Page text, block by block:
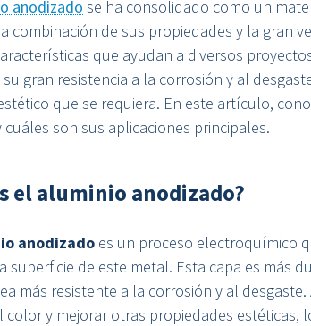
anodizado se ha consolidado como un
combinación de sus propiedades y la gran
que ayudan a diversos
gran resistencia a la corrosión y al
que se requiera. En este artículo,
cuáles son sus aplicaciones principales.
el aluminio anodizado?
anodizado es un proceso electroquímico
superficie de este metal. Esta capa es más
más resistente a la corrosión y al
color y mejorar otras propiedades estéticas,